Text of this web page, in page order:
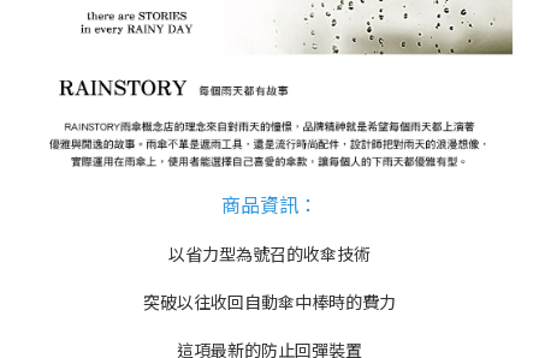
商品資訊 ：
以省力型為號召的收傘技術
突破以往收回自動傘中棒時的費力
這項最新的防止回彈裝置